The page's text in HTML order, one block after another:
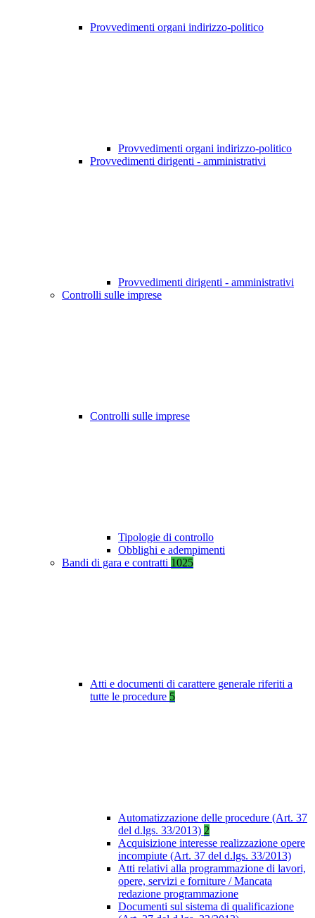
Provvedimenti organi indirizzo-politico
Provvedimenti organi indirizzo-politico
Provvedimenti dirigenti - amministrativi
Provvedimenti dirigenti - amministrativi
Controlli sulle imprese
Controlli sulle imprese
Tipologie di controllo
Obblighi e adempimenti
Bandi di gara e contratti 1025
Atti e documenti di carattere generale riferiti a
tutte le procedure 5
Automatizzazione delle procedure (Art. 37
del d.lgs. 33/2013) 2
Acquisizione interesse realizzazione opere
incompiute (Art. 37 del d.lgs. 33/2013)
Atti relativi alla programmazione di lavori,
opere, servizi e forniture / Mancata
redazione programmazione
Documenti sul sistema di qualificazione